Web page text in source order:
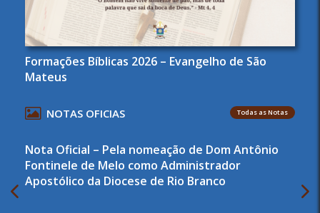
Formações Bíblicas 2026 – Evangelho de São
Mateus
NOTAS OFICIAS Todas as Notas
Nota Oficial – Pela nomeação de Dom Antônio
Fontinele de Melo como Administrador
Apostólico da Diocese de Rio Branco